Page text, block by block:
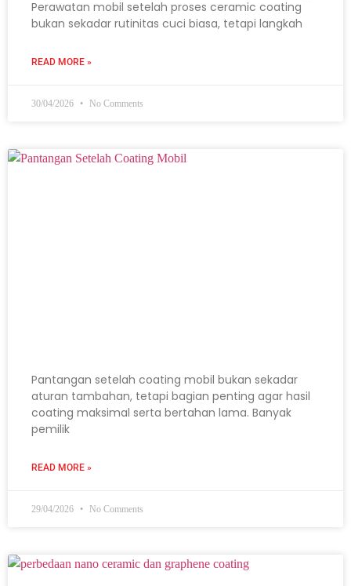
Perawatan mobil setelah proses ceramic coating
bukan sekadar rutinitas cuci biasa, tetapi langkah
READ MORE »
30/04/2026 No Comments
Pantangan setelah coating mobil bukan sekadar
aturan tambahan, tetapi bagian penting agar hasil
coating maksimal serta bertahan lama. Banyak
pemilik
READ MORE »
29/04/2026 No Comments